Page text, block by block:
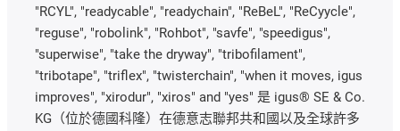
"RCYL", "readycable", "readychain", "ReBeL", "ReCyycle",
"reguse", "robolink", "Rohbot", "savfe", "speedigus",
"superwise", "take the dryway", "tribofilament",
"tribotape", "triflex", "twisterchain", "when it moves, igus
improves", "xirodur", "xiros" and "yes" 是 igus® SE & Co.
KG（位於德國科隆）在德意志聯邦共和國以及全球許多